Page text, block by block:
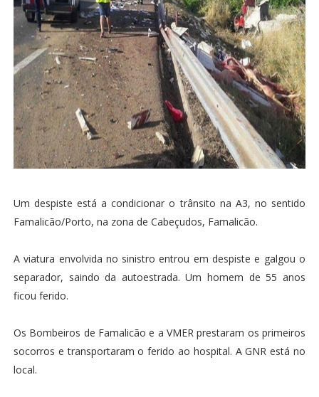
Um despiste está a condicionar o trânsito na A3, no sentido
Famalicão/Porto, na zona de Cabeçudos, Famalicão.
A viatura envolvida no sinistro entrou em despiste e galgou o
separador, saindo da autoestrada. Um homem de 55 anos
ficou ferido.
Os Bombeiros de Famalicão e a VMER prestaram os primeiros
socorros e transportaram o ferido ao hospital. A GNR está no
local.